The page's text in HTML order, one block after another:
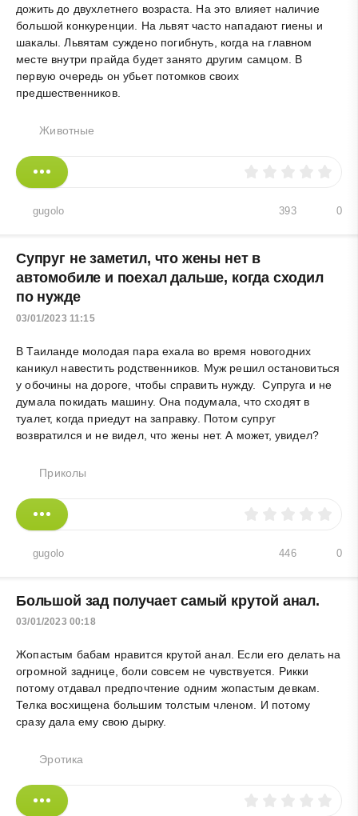
дожить до двухлетнего возраста. На это влияет наличие
большой конкуренции. На львят часто нападают гиены и
шакалы. Львятам суждено погибнуть, когда на главном
месте внутри прайда будет занято другим самцом. В
первую очередь он убьет потомков своих
предшественников.
Животные
gugolo 0
393
Супруг не заметил, что жены нет в
автомобиле и поехал дальше, когда сходил
по нужде
03/01/2023 11:15
В Таиланде молодая пара ехала во время новогодних
каникул навестить родственников. Муж решил остановиться
у обочины на дороге, чтобы справить нужду. Супруга и не
думала покидать машину. Она подумала, что сходят в
туалет, когда приедут на заправку. Потом супруг
возвратился и не видел, что жены нет. А может, увидел?
Приколы
gugolo 0
446
Большой зад получает самый крутой анал.
03/01/2023 00:18
Жопастым бабам нравится крутой анал. Если его делать на
огромной заднице, боли совсем не чувствуется. Рикки
потому отдавал предпочтение одним жопастым девкам.
Телка восхищена большим толстым членом. И потому
сразу дала ему свою дырку.
Эротика